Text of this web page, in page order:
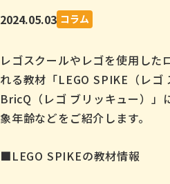
2024.05.03 コラム
レゴスクールやレゴを使用した
れる教材「LEGO SPIKE（レゴ
BricQ（レゴ ブリッキュー）」
象年齢などをご紹介します。
■LEGO SPIKEの教材情報